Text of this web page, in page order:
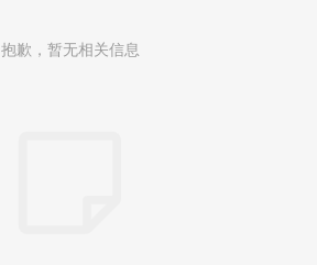
抱歉，暂无相关信息